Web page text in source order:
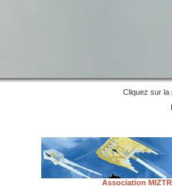
Cliquez sur la
Association